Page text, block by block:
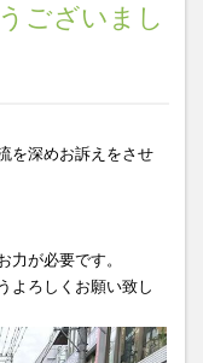
ございまし
を深めお訴えをさせ
力が必要です。
よろしくお願い致し